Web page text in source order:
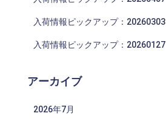
入荷情報ピックアップ：20260303
入荷情報ピックアップ：20260127
アーカイブ
2026年7月